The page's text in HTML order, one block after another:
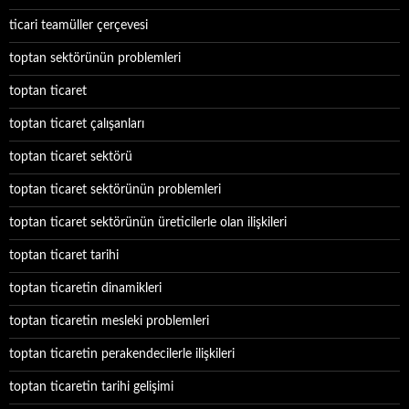
ticari teamüller çerçevesi
toptan sektörünün problemleri
toptan ticaret
toptan ticaret çalışanları
toptan ticaret sektörü
toptan ticaret sektörünün problemleri
toptan ticaret sektörünün üreticilerle olan ilişkileri
toptan ticaret tarihi
toptan ticaretin dinamikleri
toptan ticaretin mesleki problemleri
toptan ticaretin perakendecilerle ilişkileri
toptan ticaretin tarihi gelişimi